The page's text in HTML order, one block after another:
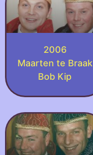
2006
Maarten te Braak
Bob Kip